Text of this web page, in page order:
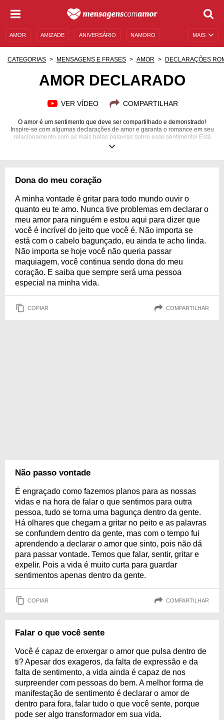
MAIS
AMOR AMIZADE ANIVERSÁRIO NAMORO
CATEGORIAS MENSAGENS E FRASES AMOR DECLARAÇÕES
AMOR DECLARADO
VER VÍDEO COMPARTILHAR
O amor é um sentimento que deve ser compartilhado e demonstrado!
Inspire-se com algumas declarações de amor e garanta o romance em seu
relacionamento com as mais belas palavras sobre esse sentimento! Está
esperando o que para se declarar da melhor forma?
Dona do meu coração
A minha vontade é gritar para todo mundo ouvir o
quanto eu te amo. Nunca tive problemas em declarar o
meu amor para ninguém e estou aqui para dizer que
você é incrível do jeito que você é. Não importa se
está com o cabelo bagunçado, eu ainda te acho linda.
Não importa se hoje você não queria passar
maquiagem, você continua sendo dona do meu
coração. E saiba que sempre será uma pessoa
especial na minha vida.
COPIAR COMPARTILHAR
Não passo vontade
É engraçado como fazemos planos para as nossas
vidas e na hora de falar o que sentimos para outra
pessoa, tudo se torna uma bagunça dentro da gente.
Há olhares que chegam a gritar no peito e as palavras
se confundem dentro da gente, mas com o tempo fui
aprendendo a declarar o amor que sinto, pois não dá
para passar vontade. Temos que falar, sentir, gritar e
expelir. Pois a vida é muito curta para guardar
sentimentos apenas dentro da gente.
COPIAR COMPARTILHAR
Falar o que você sente
Você é capaz de enxergar o amor que pulsa dentro de
ti? Apesar dos exageros, da falta de expressão e da
falta de sentimento, a vida ainda é capaz de nos
surpreender com pessoas do bem. A melhor forma de
manifestação de sentimento é declarar o amor de
dentro para fora, falar tudo o que você sente, porque
pode ser algo transformador em sua vida.